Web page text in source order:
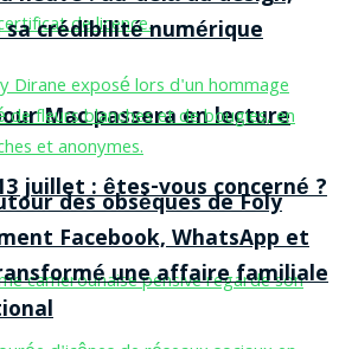
Mac passera en lecture
juillet : êtes-vous concerné ?
sa crédibilité numérique
des obsèques de Foly
Facebook, WhatsApp et
une affaire familiale